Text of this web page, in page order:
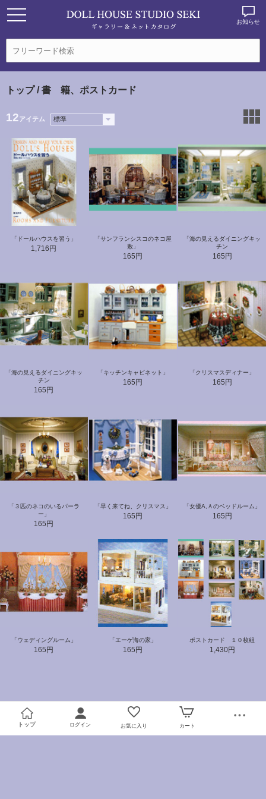
お知らせ
トップ/ 書 籍、ポストカード
12アイテム
「ドールハウスを習う」
1,716円
「サンフランシスコのネコ屋
敷」
165円
「海の見えるダイニングキッ
チン
165円
「海の見えるダイニングキッ
チン
165円
「キッチンキャビネット」
165円
「クリスマスディナー」
165円
「３匹のネコのいるパーラ
ー」
165円
「早く来てね、クリスマス」
165円
「女優A,Ａのベッドルーム」
165円
「ウェディングルーム」
165円
「エーゲ海の家」
165円
ポストカード １０枚組
1,430円
トップ ログイン お気に入り カート